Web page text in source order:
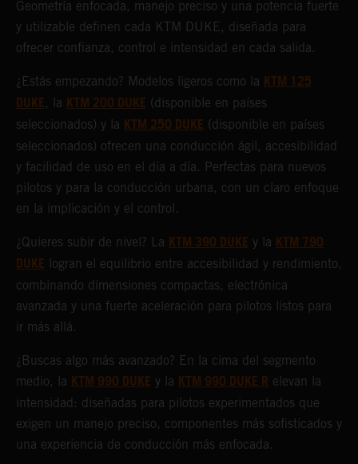
Geometría enfocada, manejo preciso y una potencia fuerte
y utilizable definen cada KTM DUKE, diseñada para
ofrecer confianza, control e intensidad en cada salida.
¿Estás empezando? Modelos ligeros como la KTM 125
DUKE, la KTM 200 DUKE (disponible en países
seleccionados) y la KTM 250 DUKE (disponible en países
seleccionados) ofrecen una conducción ágil, accesibilidad
y facilidad de uso en el día a día. Perfectas para nuevos
pilotos y para la conducción urbana, con un claro enfoque
en la implicación y el control.
¿Quieres subir de nivel? La KTM 390 DUKE y la KTM 790
DUKE logran el equilibrio entre accesibilidad y rendimiento,
combinando dimensiones compactas, electrónica
avanzada y una fuerte aceleración para pilotos listos para
ir más allá.
¿Buscas algo más avanzado? En la cima del segmento
medio, la KTM 990 DUKE y la KTM 990 DUKE R elevan la
intensidad: diseñadas para pilotos experimentados que
exigen un manejo preciso, componentes más sofisticados y
una experiencia de conducción más enfocada.